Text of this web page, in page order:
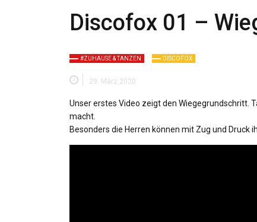
Discofox 01 –
#ZUHAUSE & TANZEN DISCOFOX
29. März 2020
Unser erstes Video zeigt den Wiegegrundschritt.
macht.
Besonders die Herren können mit Zug und Druck